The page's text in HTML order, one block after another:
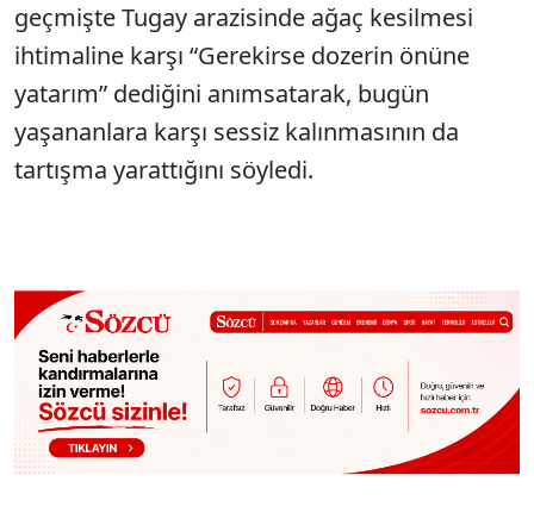
geçmişte Tugay arazisinde ağaç kesilmesi
ihtimaline karşı “Gerekirse dozerin önüne
yatarım” dediğini anımsatarak, bugün
yaşananlara karşı sessiz kalınmasının da
tartışma yarattığını söyledi.